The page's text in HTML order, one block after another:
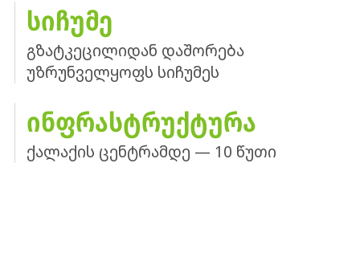
ᲡᲘᲩᲣᲛᲔ
გზატკეცილიდან დაშორება
უზრუნველყოფს სიჩუმეს
ᲘᲜᲤᲠᲐᲡᲢᲠᲣᲥᲢᲣᲠᲐ
ქალაქის ცენტრამდე — 10 წუთი